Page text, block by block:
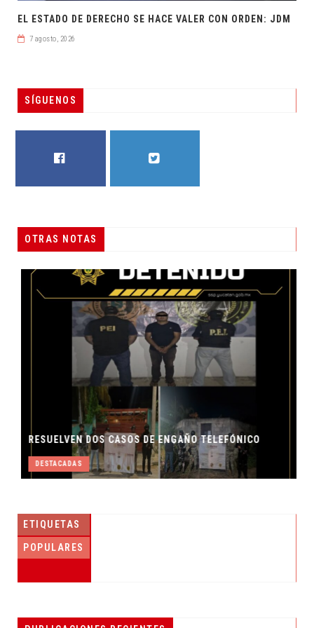
EL ESTADO DE DERECHO SE HACE VALER CON ORDEN: JDM
7 agosto, 2026
SÍGUENOS
OTRAS NOTAS
RESUELVEN DOS CASOS DE ENGAÑO TELEFÓNICO
DESTACADAS
ETIQUETAS
POPULARES